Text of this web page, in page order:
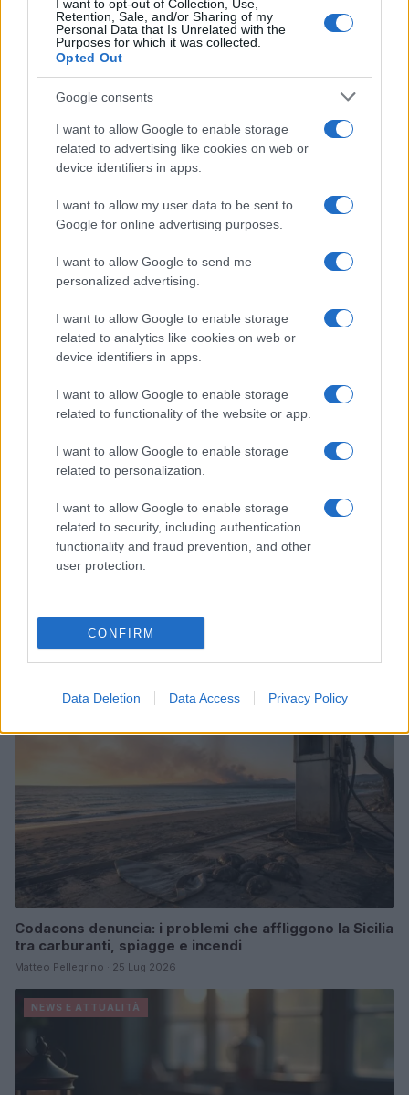
I want to opt-out of Collection, Use,
Retention, Sale, and/or Sharing of my
Personal Data that Is Unrelated with the
Purposes for which it was collected.
Opted Out
Google consents
I want to allow Google to enable storage
related to advertising like cookies on web or
device identifiers in apps.
I want to allow my user data to be sent to
Google for online advertising purposes.
I want to allow Google to send me
personalized advertising.
I want to allow Google to enable storage
related to analytics like cookies on web or
device identifiers in apps.
I want to allow Google to enable storage
related to functionality of the website or app.
I want to allow Google to enable storage
related to personalization.
I want to allow Google to enable storage
related to security, including authentication
functionality and fraud prevention, and other
user protection.
CONFIRM
Data Deletion Data Access Privacy Policy
Continua a leggere
NEWS E ATTUALITÀ
Matteo Pellegrino · 6 Ago 2026
Codacons denuncia: i problemi che affliggono la Sicilia
tra carburanti, spiagge e incendi
Matteo Pellegrino · 25 Lug 2026
NEWS E ATTUALITÀ